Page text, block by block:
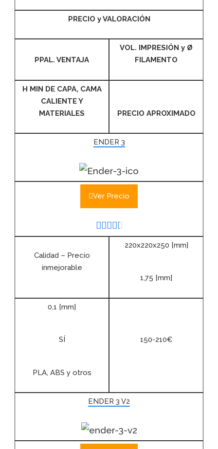
PRECIO y VALORACIÓN
PPAL. VENTAJA
VOL. IMPRESIÓN y Ø
FILAMENTO
H MIN DE CAPA, CAMA
CALIENTE Y
MATERIALES
PRECIO APROXIMADO
ENDER 3
Ver Precio

Calidad – Precio
inmejorable
220x220x250 [mm]
1,75 [mm]
0,1 [mm]
SÍ
PLA, ABS y otros
150-210€
ENDER 3 V2